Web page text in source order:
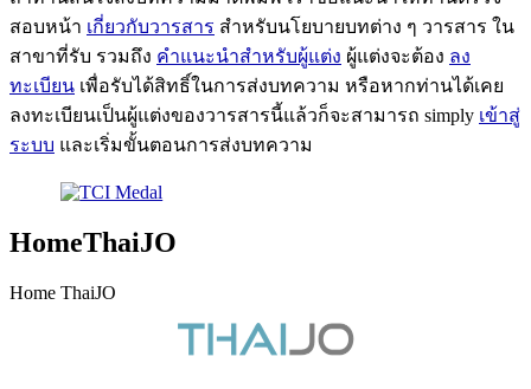
สอบหน้า เกี่ยวกับวารสาร สำหรับนโยบายบทต่าง ๆ วารสาร ใน
สาขาที่รับ รวมถึง คำแนะนำสำหรับผู้แต่ง ผู้แต่งจะต้อง ลง
ทะเบียน เพื่อรับได้สิทธิ์ในการส่งบทความ หรือหากท่านได้เคย
ลงทะเบียนเป็นผู้แต่งของวารสารนี้แล้วก็จะสามารถ simply เข้าสู่
ระบบ และเริ่มขั้นตอนการส่งบทความ
HomeThaiJO
Home ThaiJO